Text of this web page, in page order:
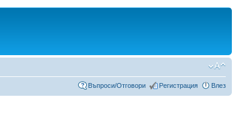
Въпроси/Отговори Регистрация Влез